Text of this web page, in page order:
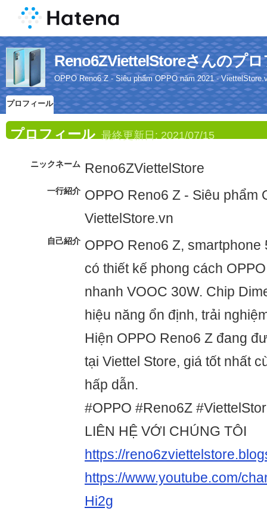
Reno6ZViettelStoreさんのプ
OPPO Reno6 Z - Siêu phẩm OPPO năm 2021 -
プロフィール
プロフィール 最終更新日: 2021/07/15
ニックネーム Reno6ZViettelStore
一行紹介 OPPO Reno6 Z - Siêu phẩm
ViettelStore.vn
自己紹介 OPPO Reno6 Z, smartphone
có thiết kế phong cách
nhanh VOOC 30W. Chip
hiệu năng ổn định, trải
Hiện OPPO Reno6 Z đang
tại Viettel Store, giá tốt nhất
hấp dẫn.
#OPPO #Reno6Z
LIÊN HỆ VỚI CHÚNG TÔI
https://
https://www.youtube.com/
Hi2g